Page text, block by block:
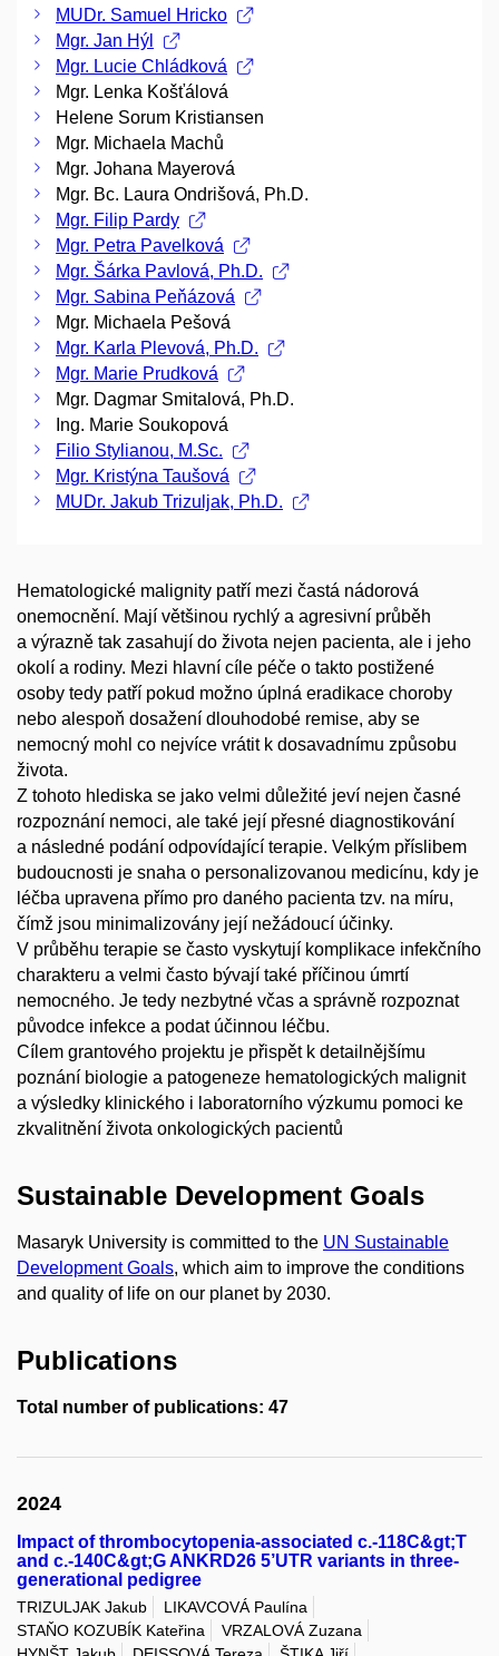
MUDr. Samuel Hricko
Mgr. Jan Hýl
Mgr. Lucie Chládková
Mgr. Lenka Košťálová
Helene Sorum Kristiansen
Mgr. Michaela Machů
Mgr. Johana Mayerová
Mgr. Bc. Laura Ondrišová, Ph.D.
Mgr. Filip Pardy
Mgr. Petra Pavelková
Mgr. Šárka Pavlová, Ph.D.
Mgr. Sabina Peňázová
Mgr. Michaela Pešová
Mgr. Karla Plevová, Ph.D.
Mgr. Marie Prudková
Mgr. Dagmar Smitalová, Ph.D.
Ing. Marie Soukopová
Filio Stylianou, M.Sc.
Mgr. Kristýna Taušová
MUDr. Jakub Trizuljak, Ph.D.
Hematologické malignity patří mezi častá nádorová
onemocnění. Mají většinou rychlý a agresivní průběh
a výrazně tak zasahují do života nejen pacienta, ale i jeho
okolí a rodiny. Mezi hlavní cíle péče o takto postižené
osoby tedy patří pokud možno úplná eradikace choroby
nebo alespoň dosažení dlouhodobé remise, aby se
nemocný mohl co nejvíce vrátit k dosavadnímu způsobu
života.
Z tohoto hlediska se jako velmi důležité jeví nejen časné
rozpoznání nemoci, ale také její přesné diagnostikování
a následné podání odpovídající terapie. Velkým příslibem
budoucnosti je snaha o personalizovanou medicínu, kdy je
léčba upravena přímo pro daného pacienta tzv. na míru,
čímž jsou minimalizovány její nežádoucí účinky.
V průběhu terapie se často vyskytují komplikace infekčního
charakteru a velmi často bývají také příčinou úmrtí
nemocného. Je tedy nezbytné včas a správně rozpoznat
původce infekce a podat účinnou léčbu.
Cílem grantového projektu je přispět k detailnějšímu
poznání biologie a patogeneze hematologických malignit
a výsledky klinického i laboratorního výzkumu pomoci ke
zkvalitnění života onkologických pacientů
Sustainable Development Goals
Masaryk University is committed to the UN Sustainable
Development Goals, which aim to improve the conditions
and quality of life on our planet by 2030.
Publications
Total number of publications: 47
2024
Impact of thrombocytopenia-associated c.-118C&gt;T
and c.-140C&gt;G ANKRD26 5’UTR variants in three-
generational pedigree
TRIZULJAK Jakub
LIKAVCOVÁ Paulína
STAŇO KOZUBÍK Kateřina
VRZALOVÁ Zuzana